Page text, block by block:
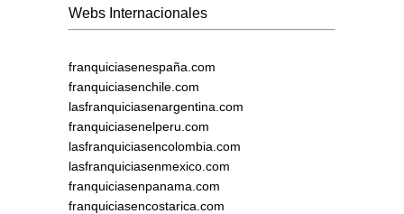
Webs Internacionales
franquiciasenespaña.com
franquiciasenchile.com
lasfranquiciasenargentina.com
franquiciasenelperu.com
lasfranquiciasencolombia.com
lasfranquiciasenmexico.com
franquiciasenpanama.com
franquiciasencostarica.com